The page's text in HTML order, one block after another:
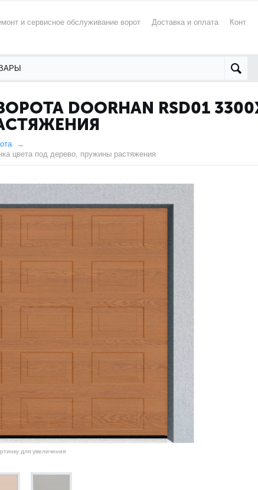
и сервисное обслуживание ворот Доставка и оплата Контакты
DOORHAN RSD01
цвета под дерево, пружины растяжения
для увеличения